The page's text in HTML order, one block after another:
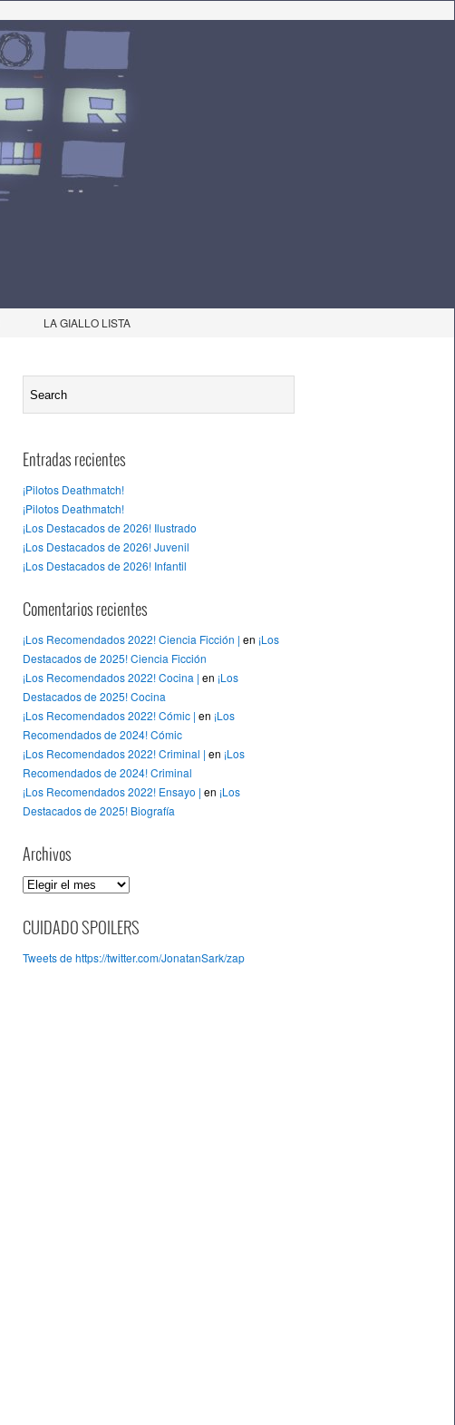
LA GIALLO LISTA
Entradas recientes
¡Pilotos Deathmatch!
¡Pilotos Deathmatch!
¡Los Destacados de 2026! Ilustrado
¡Los Destacados de 2026! Juvenil
¡Los Destacados de 2026! Infantil
Comentarios recientes
¡Los Recomendados 2022! Ciencia Ficción | en ¡Los
Destacados de 2025! Ciencia Ficción
¡Los Recomendados 2022! Cocina | en ¡Los
Destacados de 2025! Cocina
¡Los Recomendados 2022! Cómic | en ¡Los
Recomendados de 2024! Cómic
¡Los Recomendados 2022! Criminal | en ¡Los
Recomendados de 2024! Criminal
¡Los Recomendados 2022! Ensayo | en ¡Los
Destacados de 2025! Biografía
Archivos
A
c
i
CUIDADO SPOILERS
Tweets de https://twitter.com/JonatanSark/zap